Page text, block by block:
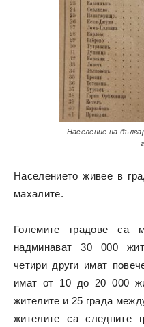
Население на
Населението живее в
махалите.
Големите градове
надминават 30 000
четири други имат
имат от 10 до 20 000
жителите и 25 града
жителите са следните